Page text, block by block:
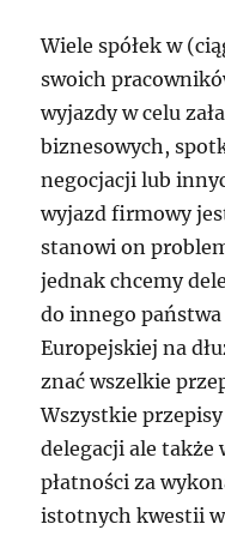
Wiele spółek w
swoich
wyjazdy w celu
biznesowych,
negocjacji lub
wyjazd firmowy
stanowi on
jednak chcemy
do innego
Europejskiej na
znać wszelkie
Wszystkie
delegacji ale także
płatności za
istotnych kwestii